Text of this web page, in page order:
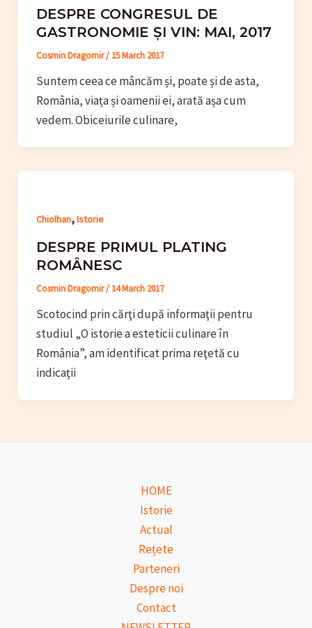
DESPRE CONGRESUL DE
GASTRONOMIE ȘI VIN: MAI, 2017
Cosmin Dragomir/ 15 March 2017
Suntem ceea ce mâncăm și, poate și de asta,
România, viața și oamenii ei, arată așa cum
vedem. Obiceiurile culinare,
Chiolhan,Istorie
DESPRE PRIMUL PLATING
ROMÂNESC
Cosmin Dragomir/ 14 March 2017
Scotocind prin cărţi după informaţii pentru
studiul „O istorie a esteticii culinare în
România”, am identificat prima reţetă cu
indicaţii
HOME
Istorie
Actual
Rețete
Parteneri
Despre noi
Contact